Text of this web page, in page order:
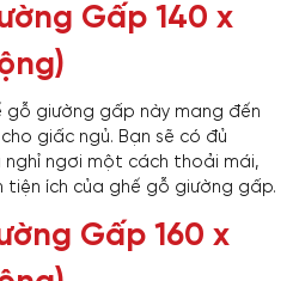
Gấp 140 x
gỗ giường gấp này mang đến
giấc ngủ. Bạn sẽ có đủ
nghỉ ngơi một cách thoải mái,
tiện ích của ghế gỗ giường gấp.
Gấp 160 x